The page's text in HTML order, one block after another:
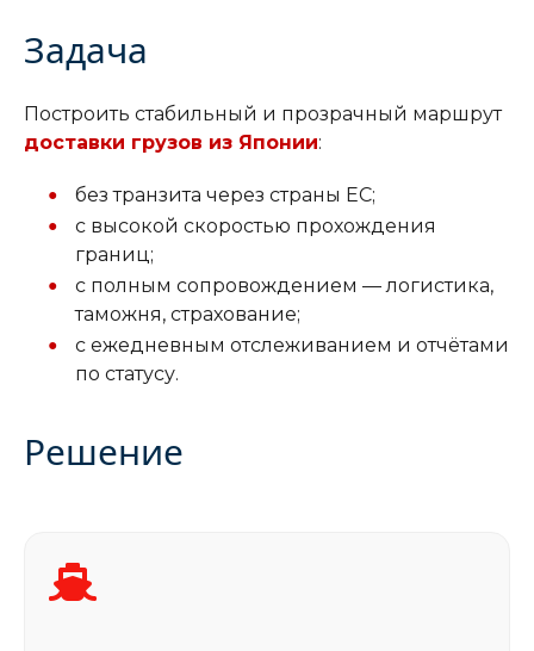
Задача
Построить стабильный и прозрачный маршрут
доставки грузов из Японии:
без транзита через страны ЕС;
с высокой скоростью прохождения
границ;
с полным сопровождением — логистика,
таможня, страхование;
с ежедневным отслеживанием и отчётами
по статусу.
Решение